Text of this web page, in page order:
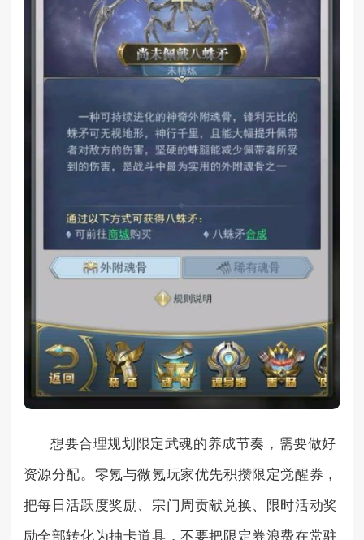
想要合理规划限定武魂的养成节奏，需要做好
资源分配。零氪与微氪玩家优先积攒限定觉醒券，
把每日活跃度奖励、宗门周贡献兑换、限时活动奖
励全部转化为抽卡道具，不要把限定券浪费在常驻